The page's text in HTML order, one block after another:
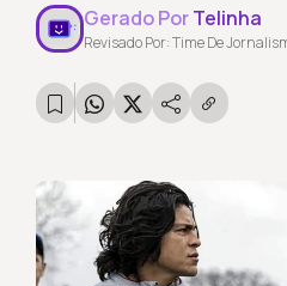
Gerado PorTelinha
Revisado Por: Time De